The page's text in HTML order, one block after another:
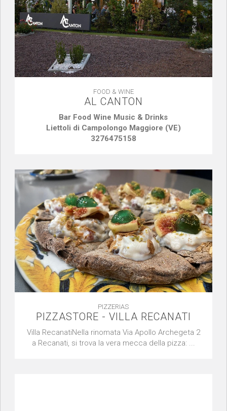
FOOD & WINE
AL CANTON
Bar Food Wine Music & Drinks
Liettoli di Campolongo Maggiore (VE)
3276475158
PIZZERIAS
PIZZASTORE - VILLA RECANATI
Villa RecanatiNella rinomata Via Apollo Archegeta 2
a Recanati, si trova la vera mecca della pizza: ...